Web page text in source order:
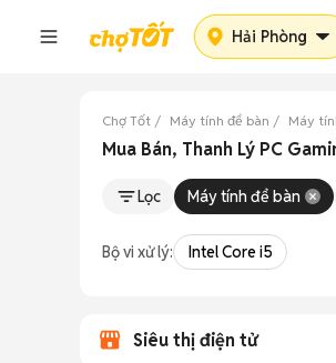
Hải Phòng
Chợ Tốt Máy tính để bàn Máy
Mua Bán, Thanh Lý PC
Lọc Máy tính để bàn
Bộ vi xử lý: Intel Core i5
Siêu thị điện tử